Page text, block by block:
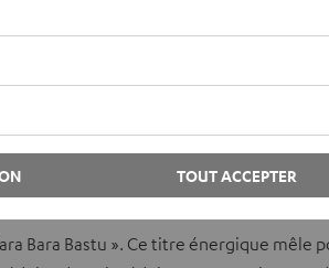
variété de styles musicaux et de
Bara Bastu ». Ce titre énergique
TOUT ACCEPTER